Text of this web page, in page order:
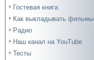
Гостевая книга
Как выкладывать фильмы
Радио
Наш канал на YouTube
Тесты